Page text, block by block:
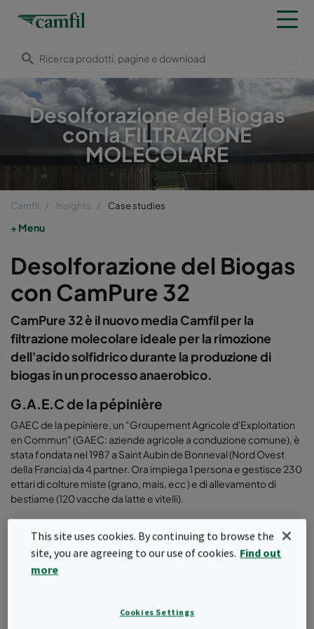
Desolforazione del Biogas
con la FILTRAZIONE
MOLECOLARE
Camfil Insights Case studies
Menu
Desolforazione del Biogas
con CamPure 32
CamPure 32 è il nuovo media Camfil per la
filtrazione molecolare ideale per la rimozione
dell'acido solfidrico durante la produzione di
biogas in un processo anaerobico.
G.A.E.C de la pépinière
GAEC de la pepiniere, un "Groupement Agricole d'Exploitation
en Commun" (GAEC: aziende agricole a conduzione comune), è
stata fondata nel 1987 a Saint Aubin de Bonneval (Nord Ovest
della Francia) da 4 partner. Ora impiega 1 persona e gestisce 230
ettari di colture miste (grano, mais, ecc ) e di allevamento di
bestiame (120 vacche da latte e vitelli).
Unità di metanizzazione
L'unità di metanizzazione è stata commissionata nel 2012 per un
L’unità è composta da un digestore, un post-digestore, una
This site uses cookies. By continuing to browse the
site, you are agreeing to our use of cookies. Find out
more
Cookies Settings